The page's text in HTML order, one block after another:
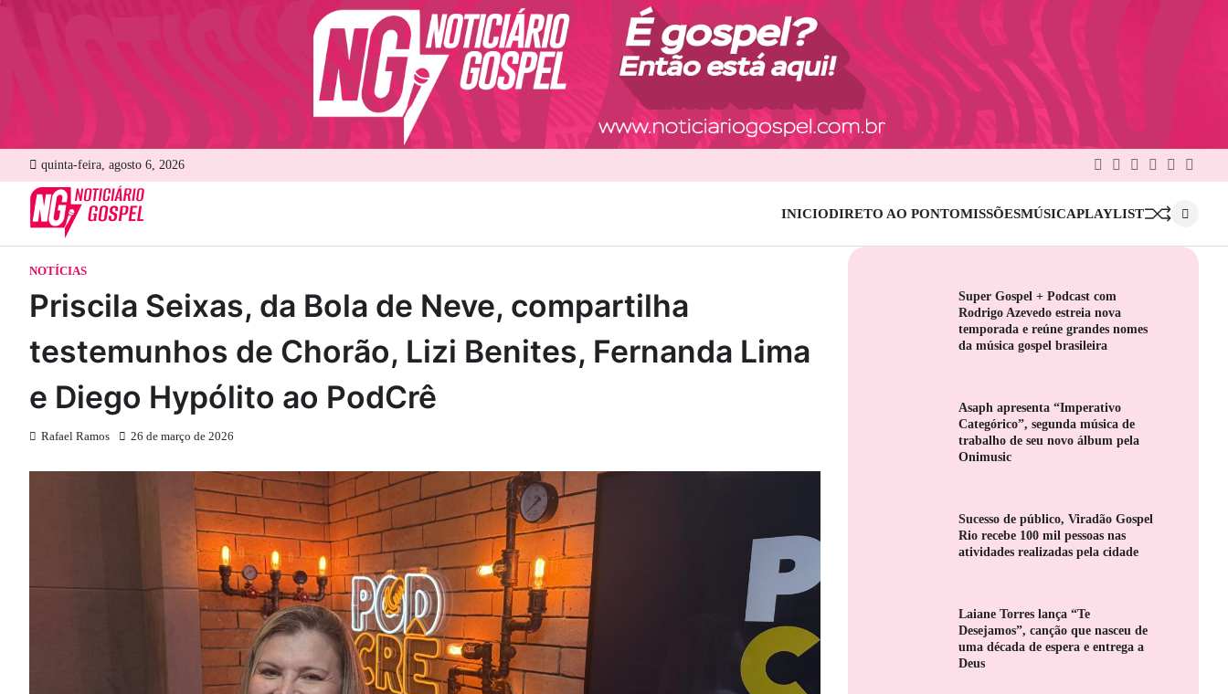
quinta-feira, agosto 6, 2026 Facebook
Twitter
Google
Linkedin
Pinterest
INICIODIRETO AO PONTOMISSÕESMÚSICAPLAYLIST
NOTÍCIAS
Priscila Seixas, da Bola de Neve, compartilha
testemunhos de Chorão, Lizi Benites, Fernanda Lima
e Diego Hypólito ao PodCrê
Rafael Ramos 26 de março de 2026
Super Gospel + Podcast com
Rodrigo Azevedo estreia nova
temporada e reúne grandes nomes
da música gospel brasileira
Asaph apresenta “Imperativo
Categórico”, segunda música de
trabalho de seu novo álbum pela
Onimusic
Sucesso de público, Viradão Gospel
Rio recebe 100 mil pessoas nas
atividades realizadas pela cidade
Laiane Torres lança “Te
Desejamos”, canção que nasceu de
uma década de espera e entrega a
Deus